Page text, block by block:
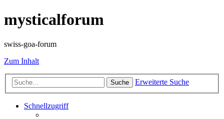
mysticalforum
swiss-goa-forum
Zum Inhalt
Suche Erweiterte Suche
Schnellzugriff